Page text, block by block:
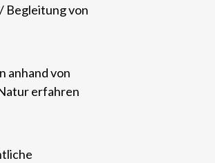
Begleitung von
anhand von
erfahren